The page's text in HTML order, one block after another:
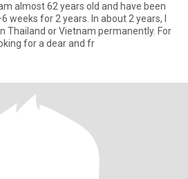
almost 62 years old and have been
weeks for 2 years. In about 2 years, I
Thailand or Vietnam permanently. For
for a dear and fr